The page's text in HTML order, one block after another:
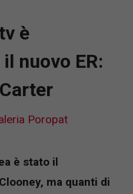
è
nuovo ER:
Poropat
è stato il
ma quanti di